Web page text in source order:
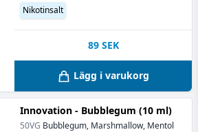
Nikotinsalt
89 SEK
Lägg i varukorg
Innovation - Bubblegum (10 ml)
50VG Bubblegum, Marshmallow, Mentol